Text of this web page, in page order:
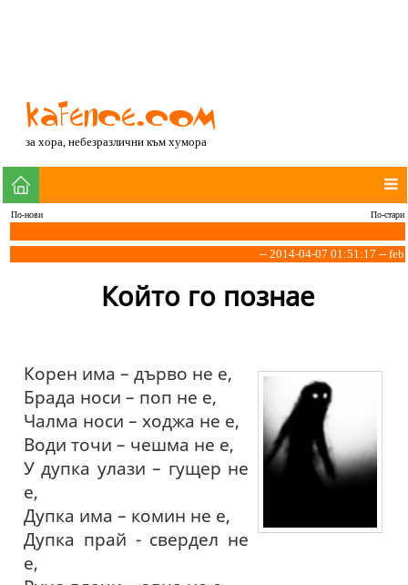
за хора, небезразлични към хумора
По-нови По-стари
-- 2014-04-07 01:51:17 -- feb
Който го познае
Корен има – дърво не е,
Брада носи – поп не е,
Чалма носи – ходжа не е,
Води точи – чешма не е,
У дупка улази – гущер не
е,
Дупка има – комин не е,
Дупка прай - свердел не
е,